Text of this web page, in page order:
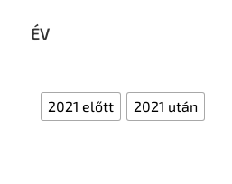
ÉV
2021 előtt 2021 után